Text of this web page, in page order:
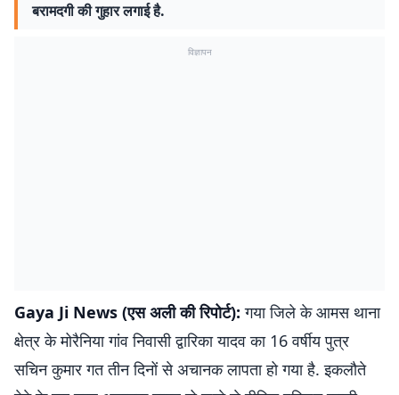
बरामदगी की गुहार लगाई है.
विज्ञापन
Gaya Ji News (एस अली की रिपोर्ट): गया जिले के आमस थाना
क्षेत्र के मोरैनिया गांव निवासी द्वारिका यादव का 16 वर्षीय पुत्र
सचिन कुमार गत तीन दिनों से अचानक लापता हो गया है. इकलौते